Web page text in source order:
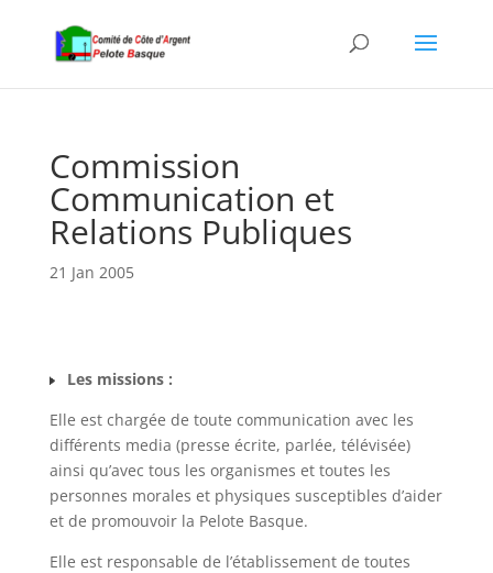
Commission
Communication et
Relations Publiques
21 Jan 2005
Les missions :
Elle est chargée de toute communication avec les
différents media (presse écrite, parlée, télévisée)
ainsi qu’avec tous les organismes et toutes les
personnes morales et physiques susceptibles d’aider
et de promouvoir la Pelote Basque.
Elle est responsable de l’établissement de toutes